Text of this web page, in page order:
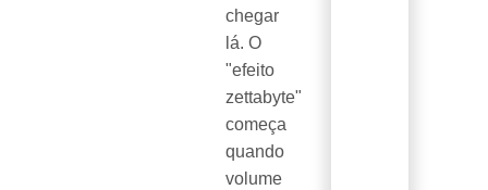
chegar
lá. O
"efeito
zettabyte"
começa
quando
volume